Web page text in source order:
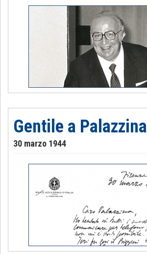
Gentile a Palazzina
30 marzo 1944